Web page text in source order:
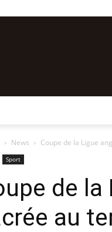
News Coupe de la Ligue
Sport
de la
au